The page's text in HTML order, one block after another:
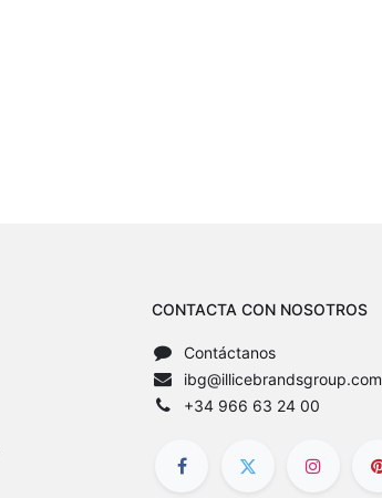
CONTACTA CON NOSOTROS
Contáctanos
ibg@illicebrandsgroup.com
+34 966 63 24 00